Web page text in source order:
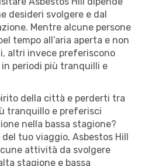
desideri svolgere e dal
Mentre alcune persone
tempo all’aria aperta e non
altri invece preferiscono
periodi più tranquilli e
della città e perderti tra
tranquillo e preferisci
nella bassa stagione?
tuo viaggio, Asbestos Hill
attività da svolgere
stagione e bassa